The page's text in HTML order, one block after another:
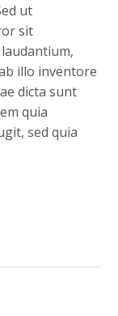
ut
sit
illo inventore
dicta sunt
quia
sed quia